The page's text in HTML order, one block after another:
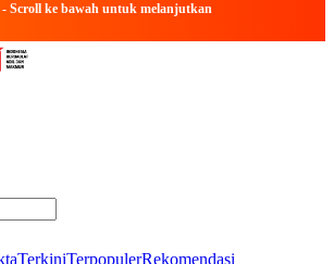
Scroll ke bawah untuk melanjutkan
TerkiniTerpopulerRekomendasi